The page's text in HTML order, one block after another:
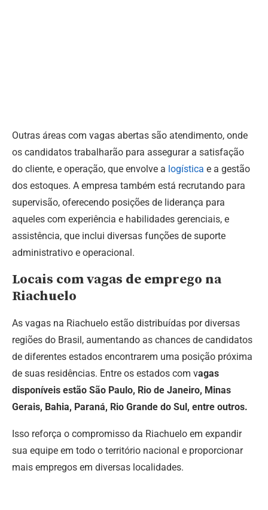
Outras áreas com vagas abertas são atendimento, onde
os candidatos trabalharão para assegurar a satisfação
do cliente, e operação, que envolve a logística e a gestão
dos estoques. A empresa também está recrutando para
supervisão, oferecendo posições de liderança para
aqueles com experiência e habilidades gerenciais, e
assistência, que inclui diversas funções de suporte
administrativo e operacional.
Locais com vagas de emprego na
Riachuelo
As vagas na Riachuelo estão distribuídas por diversas
regiões do Brasil, aumentando as chances de candidatos
de diferentes estados encontrarem uma posição próxima
de suas residências. Entre os estados com vagas
disponíveis estão São Paulo, Rio de Janeiro, Minas
Gerais, Bahia, Paraná, Rio Grande do Sul, entre outros.
Isso reforça o compromisso da Riachuelo em expandir
sua equipe em todo o território nacional e proporcionar
mais empregos em diversas localidades.